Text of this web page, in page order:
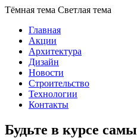
Тёмная тема Светлая тема
Главная
Акции
Архитектура
Дизайн
Новости
Строительство
Технологии
Контакты
Будьте в курсе